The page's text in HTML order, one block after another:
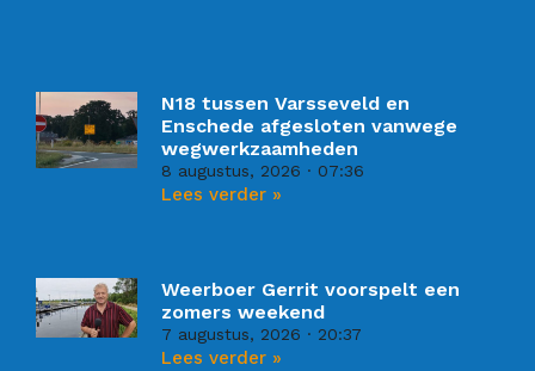
N18 tussen Varsseveld en
Enschede afgesloten vanwege
wegwerkzaamheden
8 augustus, 2026 07:36
Lees verder »
Weerboer Gerrit voorspelt een
zomers weekend
7 augustus, 2026 20:37
Lees verder »